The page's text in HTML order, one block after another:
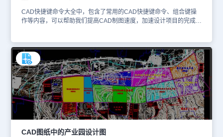
CAD快捷键命令大全中，包含了常用的CAD快捷键命令、组合键操
作等内容，可以帮助我们提高CAD制图速度，加速设计项目的完成。
立面图以及剖面图。大家可以使用CAD软件来进行CAD图纸查看，
以下为大家截取了一些图纸的预览图。该配电室平面布置CAD图纸不
仅绘制了各楼层的室内空间、建筑结构，还使用CAD标注来明确各结
构的尺寸参数，并且撰写了设计注意点和技术要求等信息。 该配电
室平面布置CAD图纸的格式为DWG格式，大家可以使用浩辰CAD看
图王网页版或者浩辰CAD官网进行在线查看。本图纸作为学习资料参
考，请勿用于商业用途。
CAD图纸中的产业园设计图